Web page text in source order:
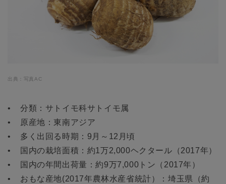
出典：写真AC
• 分類：サトイモ科サトイモ属
• 原産地：東南アジア
• 多く出回る時期：9月～12月頃
• 国内の栽培面積：約1万2,000ヘクタール（2017年）
• 国内の年間出荷量：約9万7,000トン（2017年）
• おもな産地(2017年農林水産省統計）：埼玉県（約